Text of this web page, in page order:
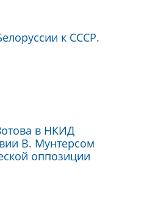
к СССР.
в НКИД
В. Мунтерсом
оппозиции